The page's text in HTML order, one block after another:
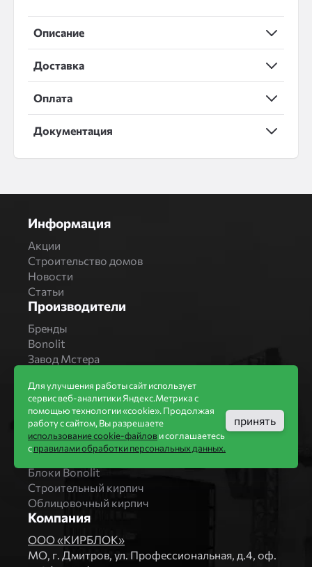
Описание
Доставка
Оплата
Документация
Информация
Акции
Строительство домов
Новости
Статьи
Производители
Бренды
Bonolit
Завод Мстера
Магма Керамик
Комбинат СТРОМА
Вяземский кирпичный завод
Продукция
Каталог
Блоки Bonolit
Строительный кирпич
Облицовочный кирпич
Компания
ООО «КИРБЛОК»
МO, г. Дмитров, ул. Профессиональная, д.4, оф.
Для улучшения работы сайт использует
сервис веб-аналитики Яндекс.Метрика с
помощью технологии «cookie». Продолжая
работу с сайтом, Вы разрешаете
использование cookie-файлови соглашаетесь
справилами обработки персональных данных.
принять